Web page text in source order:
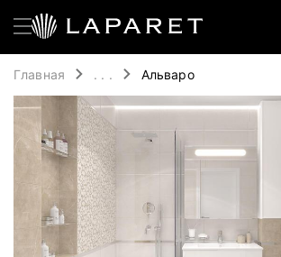
Главная . . . Альваро